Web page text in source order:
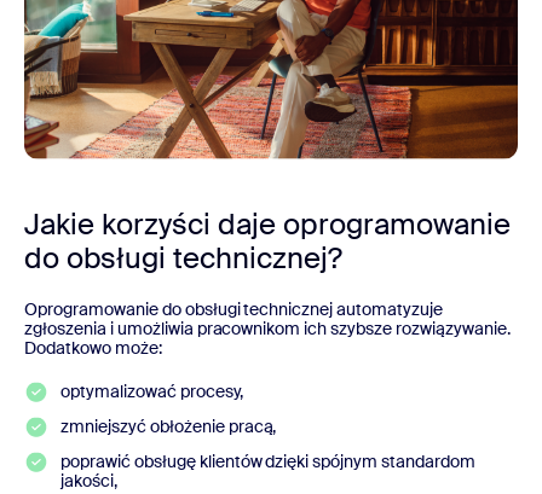
Jakie korzyści daje oprogramowanie
do obsługi technicznej?
Oprogramowanie do obsługi technicznej automatyzuje
zgłoszenia i umożliwia pracownikom ich szybsze rozwiązywanie.
Dodatkowo może:
optymalizować procesy,
zmniejszyć obłożenie pracą,
poprawić obsługę klientów dzięki spójnym standardom
jakości,